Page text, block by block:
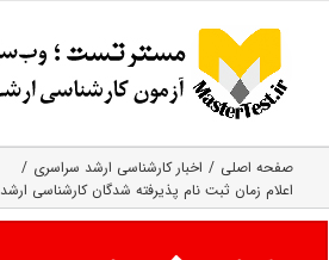
content
صفحه اصلی
اخبار کارشناسی ارشد سراسری
اعلام زمان ثبت نام پذیرفته شدگان کارشناسی ارشد ۹۸ دانشگاه علم و صنعت